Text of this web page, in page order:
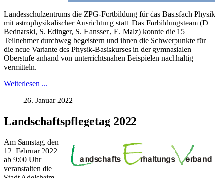
Landesschulzentrums die ZPG-Fortbildung für das Basisfach Physik
mit astrophysikalischer Ausrichtung statt. Das Forbildungsteam (D.
Bednarski, S. Edinger, S. Hanssen, E. Malz) konnte die 15
Teilnehmer durchweg begeistern und ihnen die Schwerpunkte für
die neue Variante des Physik-Basiskurses in der gymnasialen
Oberstufe anhand von unterrichtsnahen Beispielen nachhaltig
vermitteln.
Weiterlesen ...
26. Januar 2022
Landschaftspflegetag 2022
Am Samstag, den
12. Februar 2022
ab 9:00 Uhr
veranstalten die